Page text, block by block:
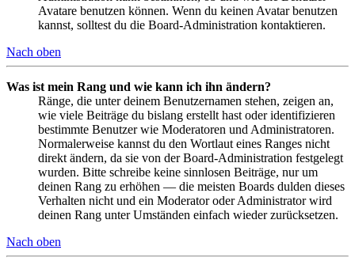
Avatare benutzen können. Wenn du keinen Avatar benutzen
kannst, solltest du die Board-Administration kontaktieren.
Nach oben
Was ist mein Rang und wie kann ich ihn ändern?
Ränge, die unter deinem Benutzernamen stehen, zeigen an,
wie viele Beiträge du bislang erstellt hast oder identifizieren
bestimmte Benutzer wie Moderatoren und Administratoren.
Normalerweise kannst du den Wortlaut eines Ranges nicht
direkt ändern, da sie von der Board-Administration festgelegt
wurden. Bitte schreibe keine sinnlosen Beiträge, nur um
deinen Rang zu erhöhen — die meisten Boards dulden dieses
Verhalten nicht und ein Moderator oder Administrator wird
deinen Rang unter Umständen einfach wieder zurücksetzen.
Nach oben